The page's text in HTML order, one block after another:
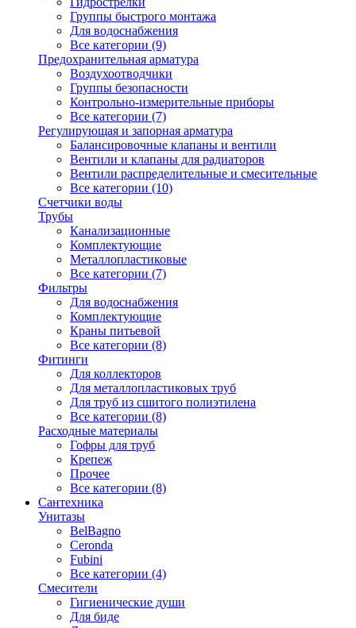
Группы быстрого монтажа
Для водоснабжения
Все категории (9)
Предохранительная арматура
Воздухоотводчики
Группы безопасности
Контрольно-измерительные приборы
Все категории (7)
Регулирующая и запорная арматура
Балансировочные клапаны и вентили
Вентили и клапаны для радиаторов
Вентили распределительные и смесительные
Все категории (10)
Счетчики воды
Трубы
Канализационные
Комплектующие
Металлопластиковые
Все категории (7)
Фильтры
Для водоснабжения
Комплектующие
Краны питьевой
Все категории (8)
Фитинги
Для коллекторов
Для металлопластиковых труб
Для труб из сшитого полиэтилена
Все категории (8)
Расходные материалы
Гофры для труб
Крепеж
Прочее
Все категории (8)
Сантехника
Унитазы
BelBagno
Ceronda
Fubini
Все категории (4)
Смесители
Гигиенические души
Для биде